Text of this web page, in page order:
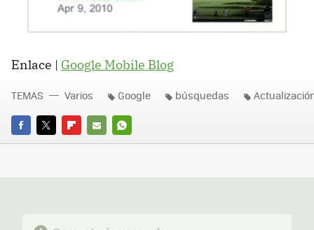
Enlace | Google Mobile Blog
FACEBOOK
TWITTERFLIPBOARD
E-
WHATSAPP
TEMAS Varios Google búsquedas